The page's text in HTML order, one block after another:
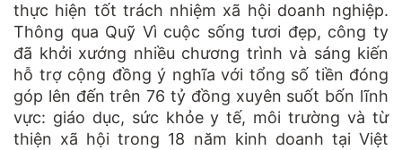
thực hiện tốt trách nhiệm xã hội doanh nghiệp.
Thông qua Quỹ Vì cuộc sống tươi đẹp, công ty
đã khởi xướng nhiều chương trình và sáng kiến
hỗ trợ cộng đồng ý nghĩa với tổng số tiền đóng
góp lên đến trên 76 tỷ đồng xuyên suốt bốn lĩnh
vực: giáo dục, sức khỏe y tế, môi trường và từ
thiện xã hội trong 18 năm kinh doanh tại Việt